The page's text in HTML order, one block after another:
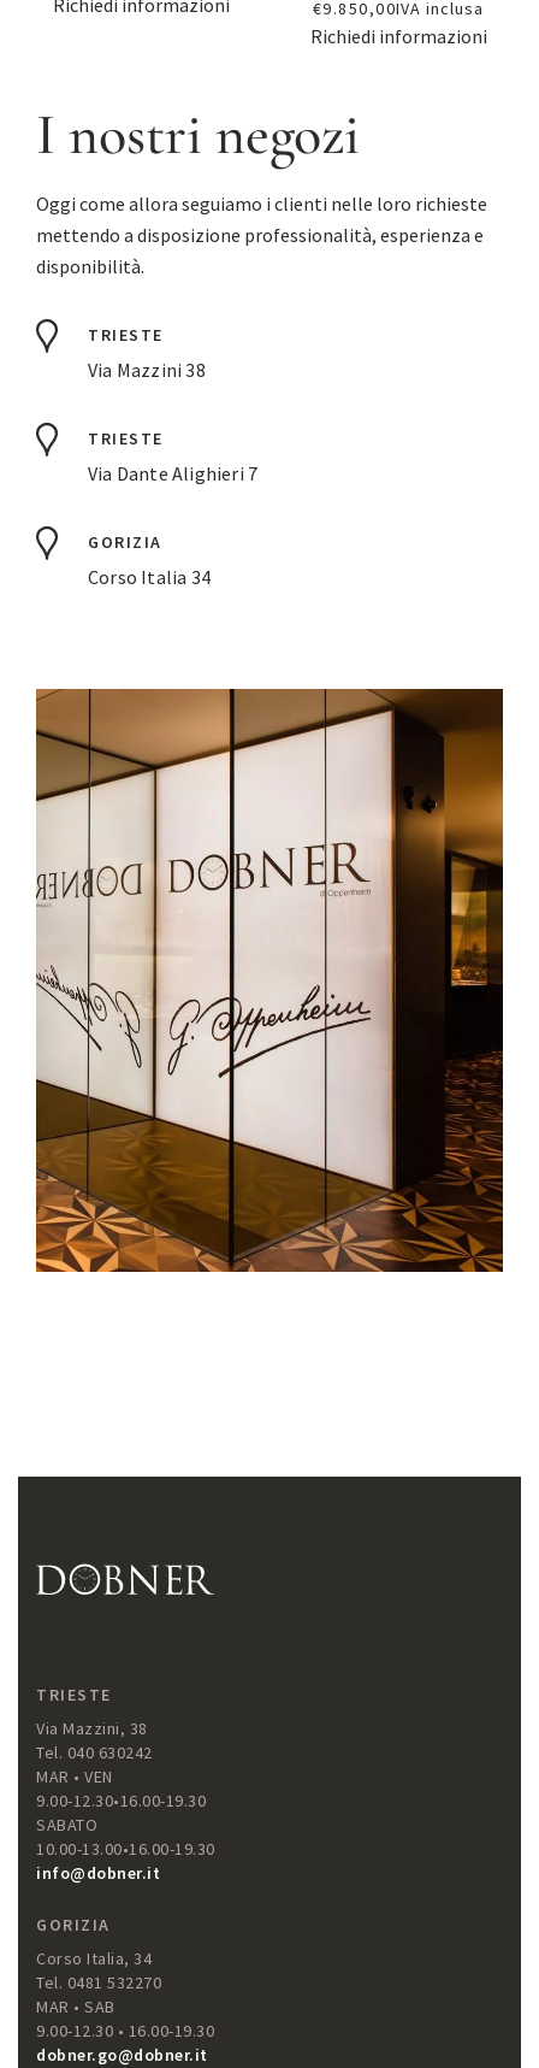
Richiedi informazioni €9.850,00IVA inclusa
Richiedi informazioni
I nostri negozi
Oggi come allora seguiamo i clienti nelle loro richieste
mettendo a disposizione professionalità, esperienza e
disponibilità.
TRIESTE
Via Mazzini 38
TRIESTE
Via Dante Alighieri 7
GORIZIA
Corso Italia 34
TRIESTE
Via Mazzini, 38
Tel. 040 630242
MAR • VEN
9.00-12.30•16.00-19.30
SABATO
10.00-13.00•16.00-19.30
info@dobner.it
GORIZIA
Corso Italia, 34
Tel. 0481 532270
MAR • SAB
9.00-12.30 • 16.00-19.30
dobner.go@dobner.it